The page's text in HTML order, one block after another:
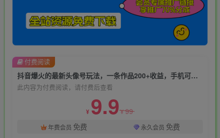
抖音爆火的最新头像号玩法，一条作品200+收益，手机可做，适合小白
此内容为付费阅读，请付费后查看
¥ 9.9¥99
年费会员 免费 永久会员 免费
付费阅读